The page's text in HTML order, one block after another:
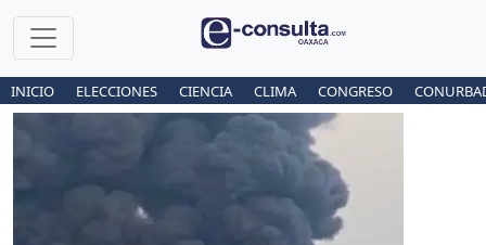
INICIO ELECCIONES CIENCIA CLIMA CONGRESO